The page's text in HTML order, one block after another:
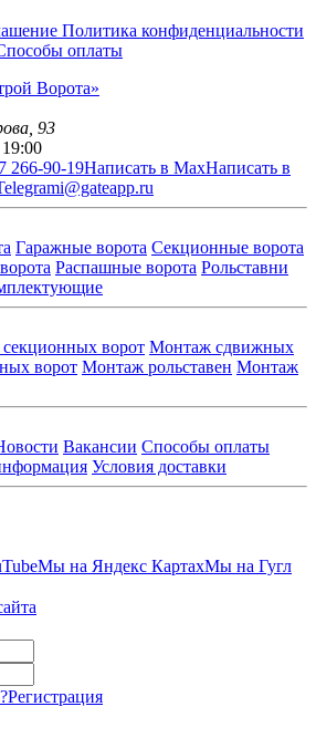
Политика конфиденциальности
оплаты
Ворота»
93
266-90-19Написать в MaxНаписать в
i@gateapp.ru
Гаражные ворота Секционные ворота
Распашные ворота Рольставни
ворот Монтаж сдвижных
ворот Монтаж рольставен Монтаж
Вакансии Способы оплаты
Условия доставки
Мы на Яндекс КартахМы на Гугл
Регистрация